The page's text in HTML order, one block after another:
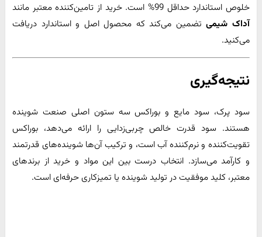
خلوص استاندارد حداقل 99% است. خرید از تامین‌کننده معتبر مانند
آداک شیمیتضمین می‌کند که محصول اصل و استاندارد دریافت
می‌کنید.
نتیجه‌گیری
سود پرک، سود مایع و بوراکس سه ستون اصلی صنعت شوینده
هستند. سود قدرت خالص چربی‌زدایی را ارائه می‌دهد، بوراکس
تقویت‌کننده و نرم‌کننده آب است، و ترکیب آن‌ها شوینده‌های قدرتمند
و کارآمد می‌سازد. انتخاب درست بین این مواد و خرید از برندهای
معتبر، کلید موفقیت در تولید شوینده یا تمیزکاری حرفه‌ای است.